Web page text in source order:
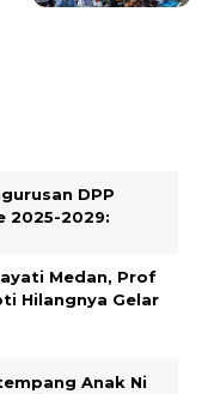
DPP
2025-2029:
Medan, Prof
Hilangnya Gelar
Anak Ni